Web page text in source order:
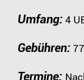
Umfang: 4
Gebühren:
Termine: